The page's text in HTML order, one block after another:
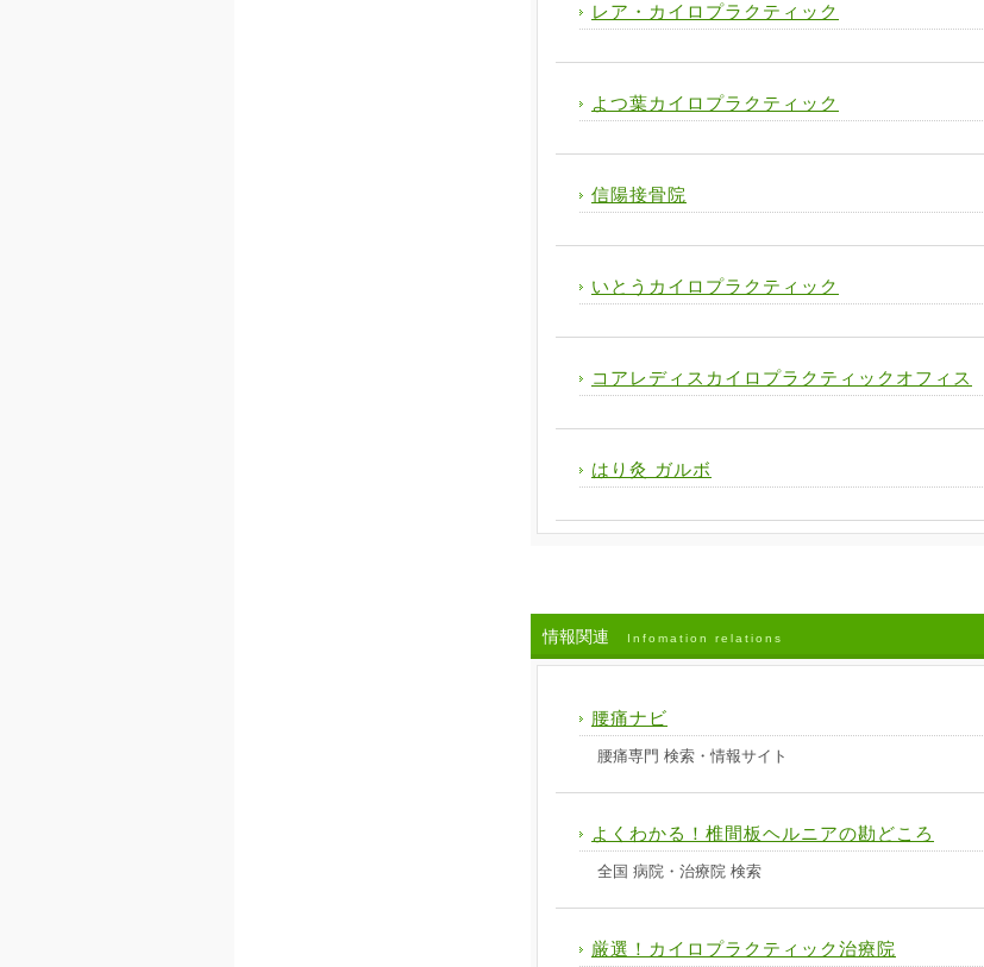
レア・カイロプラクティック
よつ葉カイロプラクティック
信陽接骨院
いとうカイロプラクティック
コアレディスカイロプラクティックオフィス
はり灸 ガルボ
情報関連 Infomation relations
腰痛ナビ
腰痛専門 検索・情報サイト
よくわかる！椎間板ヘルニアの勘どころ
全国 病院・治療院 検索
厳選！カイロプラクティック治療院